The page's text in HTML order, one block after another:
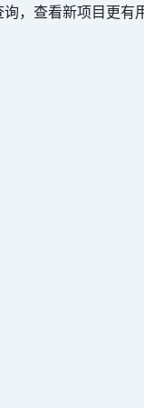
，查看新项目更有